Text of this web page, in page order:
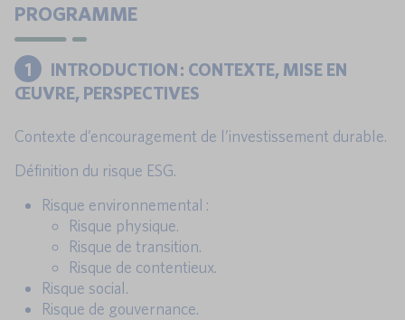
PROGRAMME
1
INTRODUCTION : CONTEXTE, MISE EN
ŒUVRE, PERSPECTIVES
Contexte d’encouragement de l’investissement durable.
Définition du risque ESG.
Risque environnemental :
Risque physique.
Risque de transition.
Risque de contentieux.
Risque social.
Risque de gouvernance.